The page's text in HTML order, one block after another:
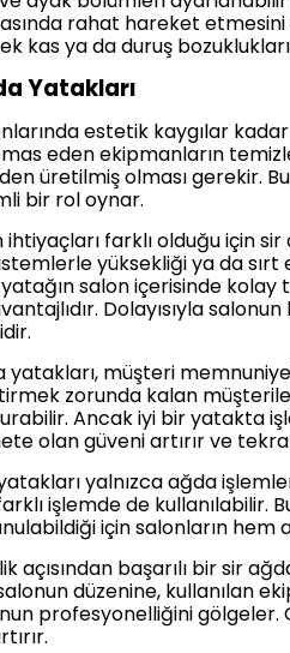
rahat hareket
kas ya da duruş
Yatakları
estetik kaygılar
eden ekipmanların
üretilmiş olması gerekir.
bir rol oynar.
farklı olduğu için
yüksekliği ya da
salon içerisinde
Dolayısıyla
yatakları, müşteri
zorunda kalan
Ancak iyi bir yatakta
olan güveni artırır ve
yalnızca ağda
işlemde de kullanılabilir.
için salonların hem
açısından başarılı bir sir
düzenine, kullanılan
profesyonelliğini